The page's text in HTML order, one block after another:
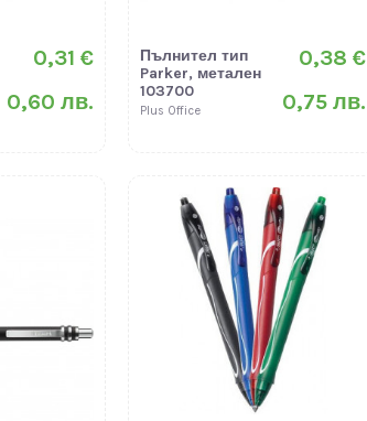
0,31 €
0,60 лв.
Пълнител тип
Parker, метален
103700
Plus Office
0,38 €
0,75 лв.